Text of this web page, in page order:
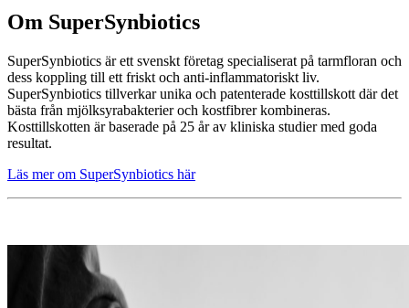
Om SuperSynbiotics
SuperSynbiotics är ett svenskt företag specialiserat på tarmfloran och
dess koppling till ett friskt och anti-inflammatoriskt liv.
SuperSynbiotics tillverkar unika och patenterade kosttillskott där det
bästa från mjölksyrabakterier och kostfibrer kombineras.
Kosttillskotten är baserade på 25 år av kliniska studier med goda
resultat.
Läs mer om SuperSynbiotics här